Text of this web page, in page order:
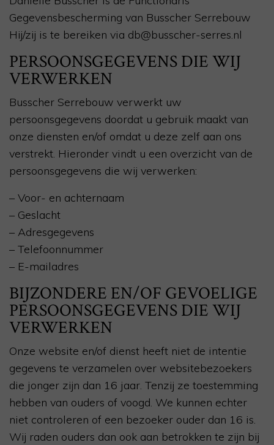
Gegevensbescherming van Busscher Serrebouw
Hij/zij is te bereiken via db@busscher-serres.nl
PERSOONSGEGEVENS DIE WIJ
VERWERKEN
Busscher Serrebouw verwerkt uw
persoonsgegevens doordat u gebruik maakt van
onze diensten en/of omdat u deze zelf aan ons
verstrekt. Hieronder vindt u een overzicht van de
persoonsgegevens die wij verwerken:
– Voor- en achternaam
– Geslacht
– Adresgegevens
– Telefoonnummer
– E-mailadres
BIJZONDERE EN/OF GEVOELIGE
PERSOONSGEGEVENS DIE WIJ
VERWERKEN
Onze website en/of dienst heeft niet de intentie
gegevens te verzamelen over websitebezoekers
die jonger zijn dan 16 jaar. Tenzij ze toestemming
hebben van ouders of voogd. We kunnen echter
niet controleren of een bezoeker ouder dan 16 is.
Wij raden ouders dan ook aan betrokken te zijn bij